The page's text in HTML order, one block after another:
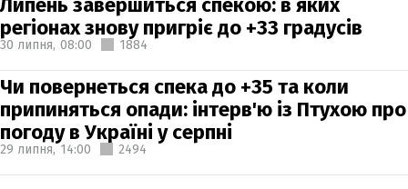
регіонах знову пригріє до +33 градусів
30 липня, 08:00 1884
Чи повернеться спека до +35 та коли
припиняться опади: інтерв'ю із Птухою про
погоду в Україні у серпні
29 липня, 14:00 2494